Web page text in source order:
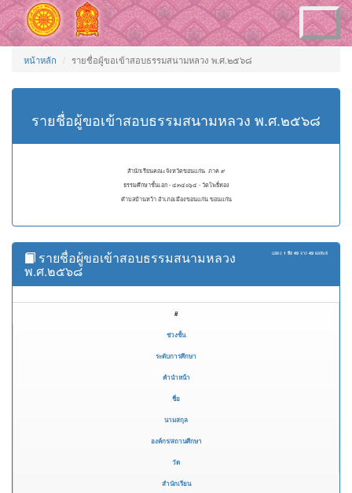
Toggle
navigation
หน้าหลัก รายชื่อผู้ขอเข้าสอบธรรมสนามหลวง พ.ศ.๒๕๖๘
รายชื่อผู้ขอเข้าสอบธรรมสนามหลวง พ.ศ.๒๕๖๘
สำนักเรียนคณะจังหวัดขอนแก่น ภาค ๙
ธรรมศึกษาชั้นเอก - ๔๓๔๐๖๔ - วัดโพธิ์ทอง
ตำบลบ้านหว้า อำเภอเมืองขอนแก่น ขอนแก่น
แสดง 1 ถึง 49 จาก 49 ผลลัพธ์
รายชื่อผู้ขอเข้าสอบธรรมสนามหลวง
พ.ศ.๒๕๖๘
#
ช่วงชั้น
ระดับการศึกษา
คำนำหน้า
ชื่อ
นามสกุล
องค์กร/สถานศึกษา
วัด
สำนักเรียน